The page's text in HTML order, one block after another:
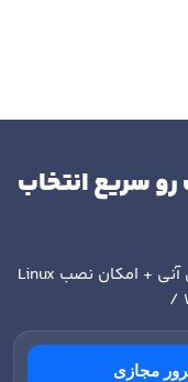
سریع انتخاب
+ امکان نصب Linux
/
مجازی